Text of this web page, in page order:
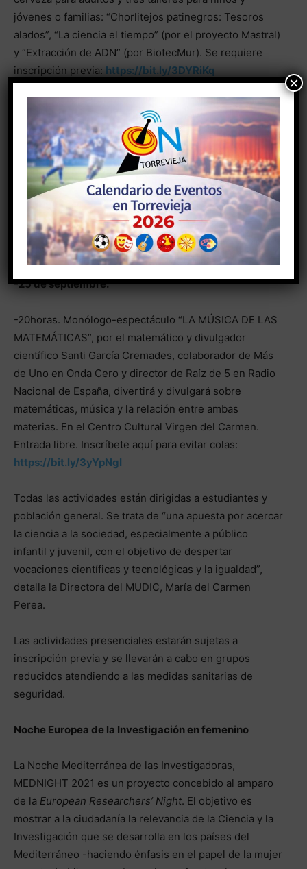
jóvenes o familias: “Chorlitejos patinegros: Tesoros
alados”, “La ciencia el tiempo” (por el proyecto Mastral)
y “Extracción de ADN” (por BiotecMur). Se requiere
inscripción previa: https://bit.ly/3DYRiKq
20:00 horas. Charla “ÁREAS MARINAS PROTEGIDAS:
UNA INVERSIÓN DE FUTURO”, por Alfonso Ramos,
Director del CIMAR y Catedrático de Ciencias del Mar
de la Universidad de Alicante. Incluida en el Ciclo
Torrevieja y el Marde Ars Creatio. En el Centro
Cultural Virgen del Carmen. Entrada libre. Inscríbete
aquí para evitar colas:https://bit.ly/3jSLeeC
-25 de septiembre.
-20horas. Monólogo-espectáculo “LA MÚSICA DE LAS
MATEMÁTICAS”, por el matemático y divulgador
científico Santi García Cremades, colaborador de Más
de Uno en Onda Cero y director de Raíz de 5 en Radio
Nacional de España, divertirá y divulgará sobre
matemáticas, música y la relación entre ambas
materias. En el Centro Cultural Virgen del Carmen.
Entrada libre. Inscríbete aquí para evitar colas:
https://bit.ly/3yYpNgI
Todas las actividades están dirigidas a estudiantes y
población general. Se trata de “una apuesta por acercar
la ciencia a la sociedad, especialmente a público
infantil y juvenil, con el objetivo de despertar
vocaciones científicas y tecnológicas y la igualdad”,
detalla la Directora del MUDIC, María del Carmen
Perea.
Las actividades presenciales estarán sujetas a
inscripción previa y se llevarán a cabo en grupos
reducidos atendiendo a las medidas sanitarias de
seguridad.
Noche Europea de la Investigación en femenino
La Noche Mediterránea de las Investigadoras,
MEDNIGHT 2021 es un proyecto concebido al amparo
de la European Researchers’ Night. El objetivo es
mostrar a la ciudadanía la relevancia de la Ciencia y la
Investigación que se desarrolla en los países del
Mediterráneo -haciendo énfasis en el papel de la mujer
×